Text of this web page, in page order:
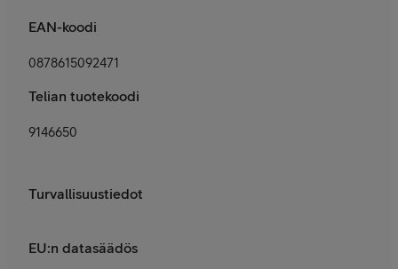
EAN-koodi
0878615092471
Telian tuotekoodi
9146650
Turvallisuustiedot
EU:n datasäädös